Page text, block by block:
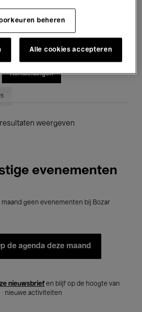
Kids’ Palace
Rondleidingen
weergeven
evenementen
geen evenementen bij Bozar
de agenda deze maand
nieuwsbrief en blijf op de hoogte van
nieuwe activiteiten
beheren
Alle cookies accepteren